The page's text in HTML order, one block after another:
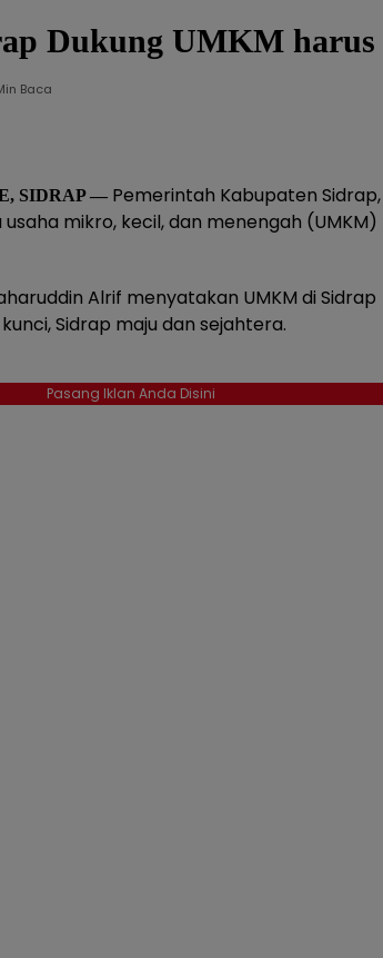
Dukung UMKM harus
Baca
SIDRAP — Pemerintah Kabupaten Sidrap,
mikro, kecil, dan menengah (UMKM)
Alrif menyatakan UMKM di Sidrap
Sidrap maju dan sejahtera.
Pasang Iklan Anda Disini